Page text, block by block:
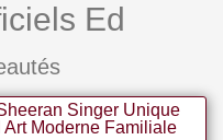
Ed
Singer Unique
Moderne Familiale